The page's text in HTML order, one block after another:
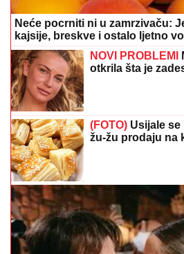
Neće pocrniti ni u zamrzivaču:
kajsije, breskve i ostalo ljetno
NOVI PROBLEMI
otkrila šta je
(FOTO) Usijale se
žu-žu prodaju na